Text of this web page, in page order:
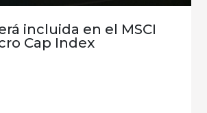
incluida en el MSCI
Cap Index